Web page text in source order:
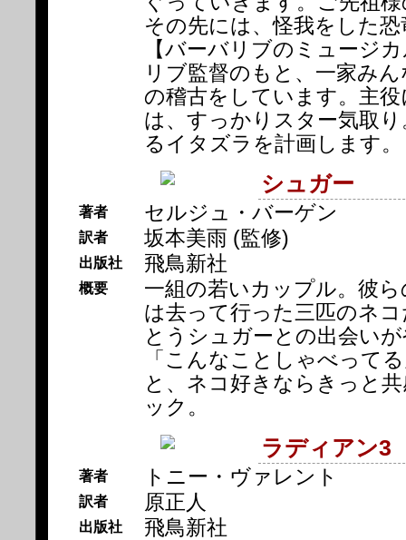
その先には、怪我をした恐
【バーバリブのミュージ
リブ監督のもと、一家み
の稽古をしています。主
は、すっかりスター気取
るイタズラを計画します。
シュガー
著者 セルジュ・バーゲン
訳者 坂本美雨 (監修)
出版社 飛鳥新社
概要
一組の若いカップル。彼
は去って行った三匹のネ
とうシュガーとの出会い
「こんなことしゃべって
と、ネコ好きならきっと
ック。
ラディアン3
著者 トニー・ヴァレント
訳者 原正人
出版社 飛鳥新社